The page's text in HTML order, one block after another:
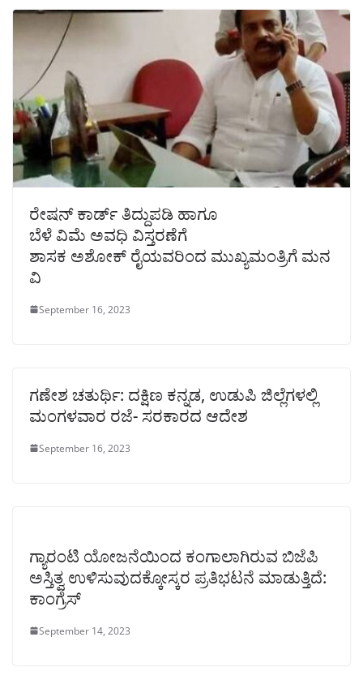
ರೇಷನ್ ಕಾರ್ಡ್ ತಿದ್ದುಪಡಿ ಹಾಗೂ
ಬೆಳೆ ವಿಮೆ ಅವಧಿ ವಿಸ್ತರಣೆಗೆ
ಶಾಸಕ ಅಶೋಕ್ ರೈಯವರಿಂದ ಮುಖ್ಯಮಂತ್ರಿಗೆ ಮನ
ವಿ
September 16, 2023
ಗಣೇಶ ಚತುರ್ಥಿ: ದಕ್ಷಿಣ ಕನ್ನಡ, ಉಡುಪಿ ಜಿಲ್ಲೆಗಳಲ್ಲಿ
ಮಂಗಳವಾರ ರಜೆ- ಸರಕಾರದ ಆದೇಶ
September 16, 2023
ಗ್ಯಾರಂಟಿ ಯೋಜನೆಯಿಂದ ಕಂಗಾಲಾಗಿರುವ ಬಿಜೆಪಿ
ಅಸ್ತಿತ್ವ ಉಳಿಸುವುದಕ್ಕೋಸ್ಕರ ಪ್ರತಿಭಟನೆ ಮಾಡುತ್ತಿದೆ:
ಕಾಂಗ್ರೆಸ್
September 14, 2023